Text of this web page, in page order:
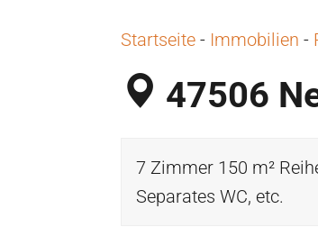
Startseite - Immobilien -
47506
7 Zimmer 150 m²
Separates WC, etc.